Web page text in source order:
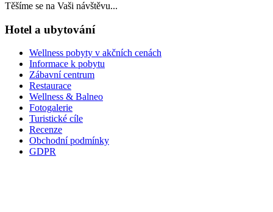
Těšíme se na Vaši návštěvu...
Hotel a ubytování
Wellness pobyty v akčních cenách
Informace k pobytu
Zábavní centrum
Restaurace
Wellness & Balneo
Fotogalerie
Turistické cíle
Recenze
Obchodní podmínky
GDPR